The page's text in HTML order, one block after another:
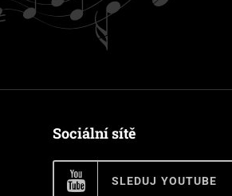
Sociální sítě
SLEDUJ YOUTUBE